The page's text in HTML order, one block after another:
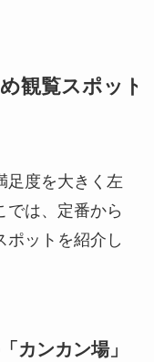
観覧スポット
足度を大きく左
では、定番から
ポットを紹介し
カンカン場」